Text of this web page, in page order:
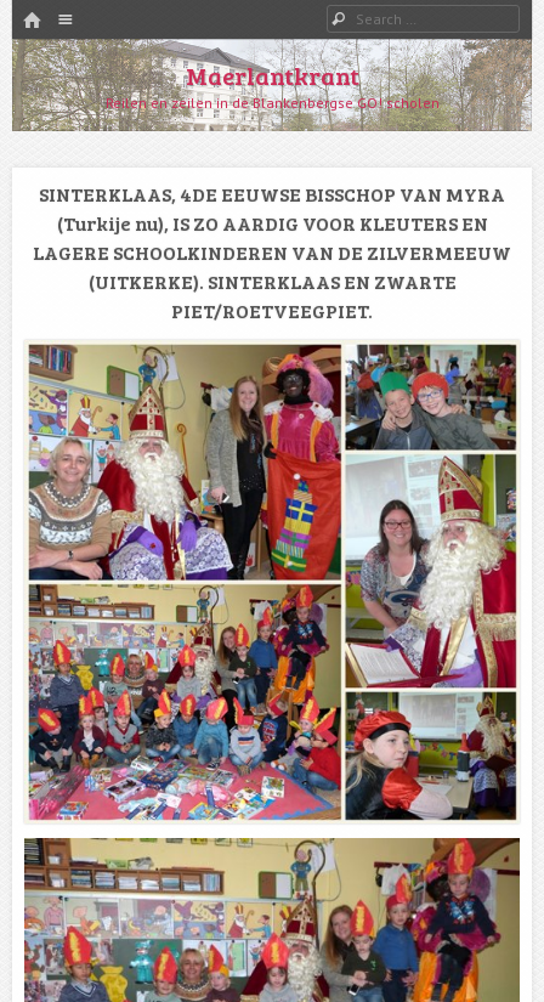
HOME
SKIP TO CONTENT
Search
Maerlantkrant
Reilen en zeilen in de Blankenbergse GO! scholen
SINTERKLAAS, 4DE EEUWSE BISSCHOP VAN MYRA
(Turkije nu), IS ZO AARDIG VOOR KLEUTERS EN
LAGERE SCHOOLKINDEREN VAN DE ZILVERMEEUW
(UITKERKE). SINTERKLAAS EN ZWARTE
PIET/ROETVEEGPIET.